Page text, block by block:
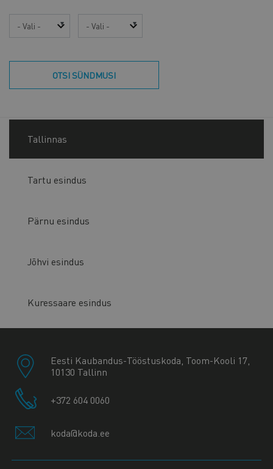
Aasta Kuu
OTSI SÜNDMUSI
Tallinnas
Tartu esindus
Pärnu esindus
Jõhvi esindus
Kuressaare esindus
Eesti Kaubandus-Tööstuskoda, Toom-Kooli 17,
10130 Tallinn
+372 604 0060
koda@koda.ee